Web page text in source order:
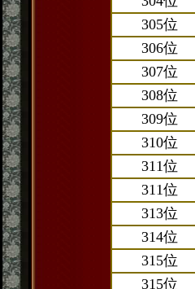
305位
306位
307位
308位
309位
310位
311位
311位
313位
314位
315位
315位